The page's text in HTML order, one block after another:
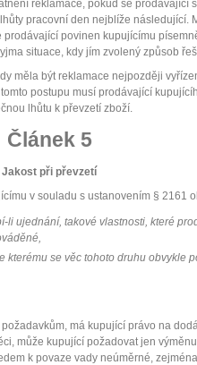
reklamace, pokud se prodávající
pracovní den nejblíže následující.
povinen kupujícímu
situace, kdy jím zvolený způsob
měla být reklamace nejpozději
postupu musí prodávající
lhůtu k převzetí zboží.
Článek 5
Jakost při převzetí
v souladu s ustanovením § 2161
ujednání, takové vlastnosti, které
se věc tohoto druhu obvykle
má kupující právo na
může kupující požadovat jen
k povaze vady neúměrné,